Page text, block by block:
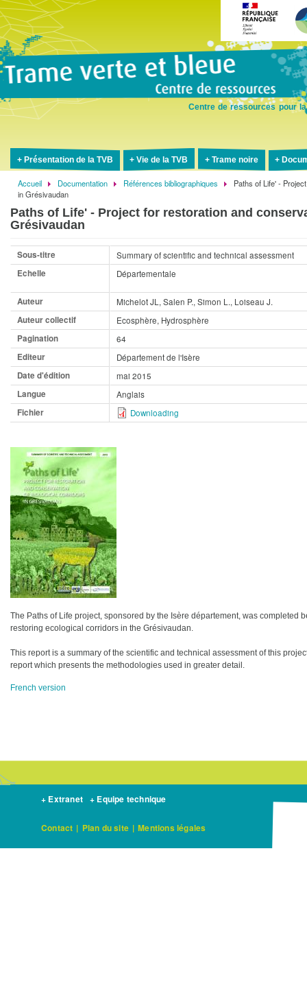
Centre de ressources pour
Présentation de la TVB Vie de la TVB Trame noire
Fil
d'Ariane
Accueil Documentation Références bibliographiques
Paths of Life' -
in Grésivaudan
Paths of Life' - Project for restoration and
Grésivaudan
Sous-titre
Summary of scientific and technical assessment
Echelle
Départementale
Auteur
Michelot JL, Salen P., Simon L., Loiseau J.
Auteur collectif
Ecosphère, Hydrosphère
Pagination
64
Editeur
Département de l'Isère
Date d'édition
mai 2015
Langue
Anglais
Fichier
Downloading
The Paths of Life project, sponsored by the Isère département, was completed
restoring ecological corridors in the Grésivaudan.
This report is a summary of the scientific and technical assessment of this
report which presents the methodologies used in greater detail.
French version
+ Extranet + Equipe technique
Contact | Plan du site | Mentions légales